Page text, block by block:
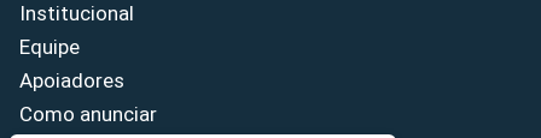
Institucional
Equipe
Apoiadores
Como anunciar